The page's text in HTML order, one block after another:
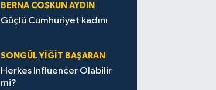
BERNA COŞKUN AYDIN
Güçlü Cumhuriyet kadını
SONGÜL YIĞIT BAŞARAN
Herkes Influencer Olabilir
mi?